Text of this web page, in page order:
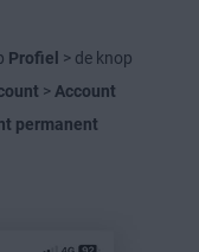
Profiel > de knop
> Account
permanent